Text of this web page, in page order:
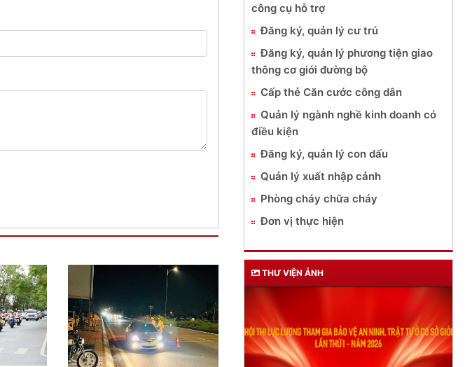
công cụ hỗ trợ
Đăng ký, quản lý cư trú
Đăng ký, quản lý phương tiện giao
thông cơ giới đường bộ
Cấp thẻ Căn cước công dân
Quản lý ngành nghề kinh doanh có
điều kiện
Đăng ký, quản lý con dấu
Quản lý xuất nhập cảnh
Phòng cháy chữa cháy
Đơn vị thực hiện
THƯ VIỆN ẢNH